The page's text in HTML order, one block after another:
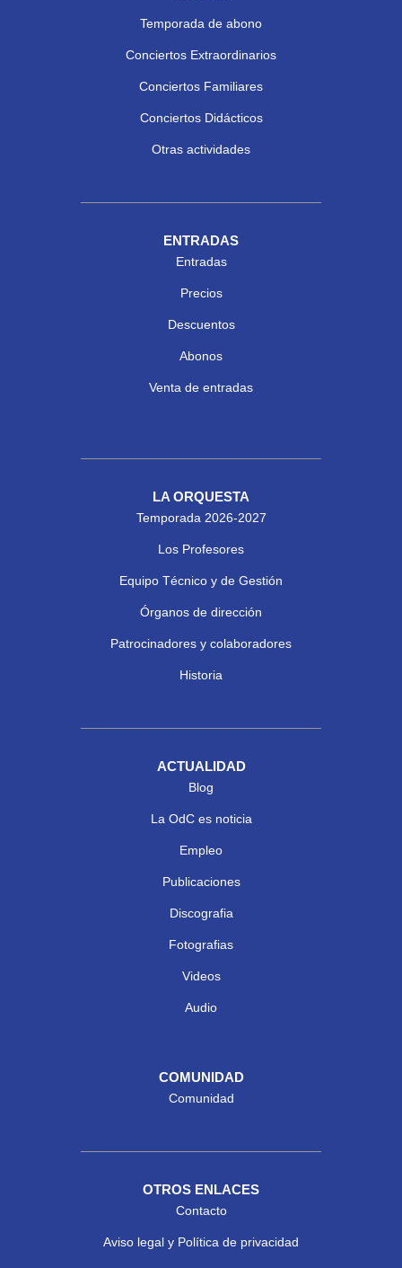
Temporada de abono
Conciertos Extraordinarios
Conciertos Familiares
Conciertos Didácticos
Otras actividades
ENTRADAS
Entradas
Precios
Descuentos
Abonos
Venta de entradas
LA ORQUESTA
Temporada 2026-2027
Los Profesores
Equipo Técnico y de Gestión
Órganos de dirección
Patrocinadores y colaboradores
Historia
ACTUALIDAD
Blog
La OdC es noticia
Empleo
Publicaciones
Discografia
Fotografias
Videos
Audio
COMUNIDAD
Comunidad
OTROS ENLACES
Contacto
Aviso legal y Política de privacidad